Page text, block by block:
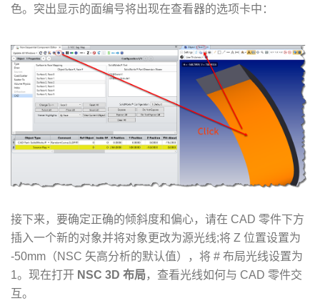
色。突出显示的面编号将出现在查看器的选项卡中：
接下来，要确定正确的倾斜度和偏心，请在 CAD 零件下方
插入一个新的对象并将对象更改为源光线;将 Z 位置设置为
-50mm（NSC 矢高分析的默认值），将 # 布局光线设置为
1。现在打开 NSC 3D 布局，查看光线如何与 CAD 零件交
互。